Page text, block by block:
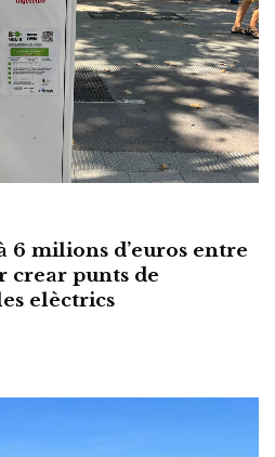
milions d’euros entre
crear punts de
elèctrics